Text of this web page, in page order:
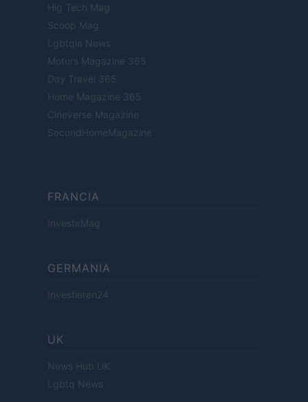
Hig Tech Mag
Scoop Mag
Lgbtqia News
Motors Magazine 365
Day Travel 365
Home Magazine 365
Cineverse Magazine
SecondHomeMagazine
FRANCIA
InvestirMag
GERMANIA
Investieren24
UK
News Hub UK
Lgbtq News